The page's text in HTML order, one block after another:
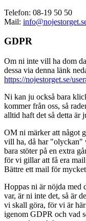
Telefon: 08-19 50 50
Mail:
GDPR
Om ni inte vill ha dom
dessa via denna länk
https://nojestorget.se/
Ni kan ju också bara
kommer från oss, så
alltid haft det så detta är
OM ni märker att något
vill ha, då har "olyckan"
bara stöter på en extra
för vi gillar att få era
Bättre ett mail för
Hoppas ni är nöjda med
var, är ni inte det, så är
vi skall göra, för vi är
igenom GDPR och vad